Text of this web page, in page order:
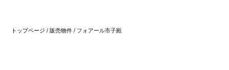
トップページ /販売物件 / フォアール市子殿